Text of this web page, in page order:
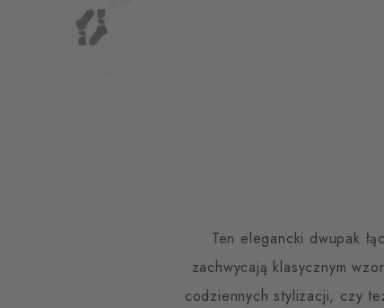
Ten elegancki dwupak
zachwycają klasycznym
codziennych stylizacji, czy